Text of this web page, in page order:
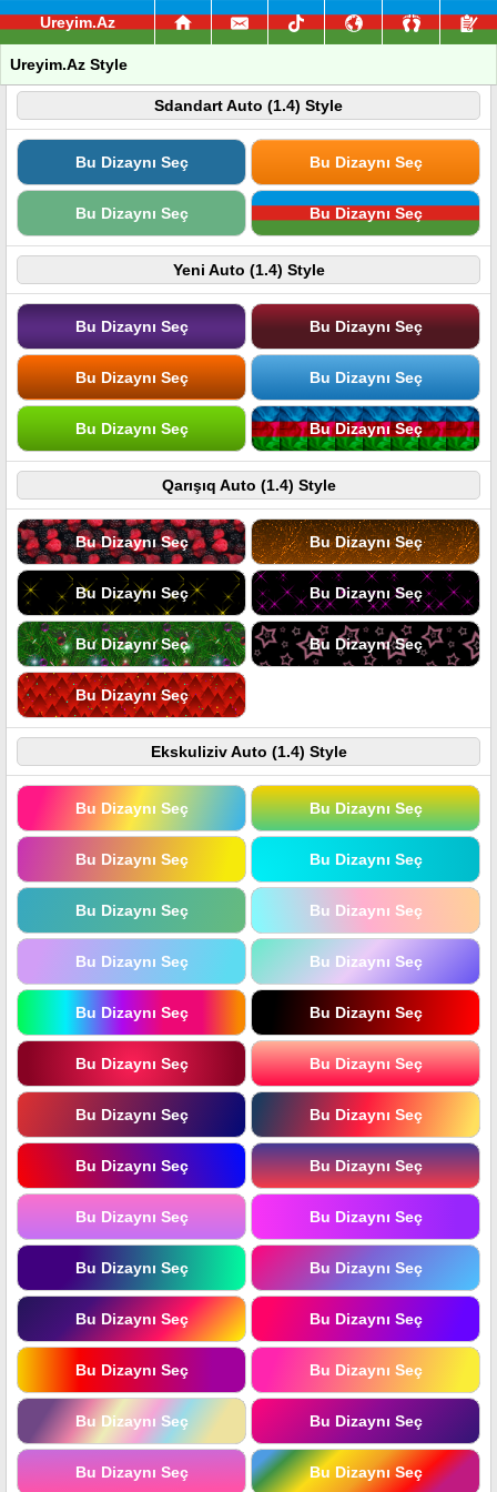
Ureyim.Az
Ureyim.Az Style
Sdandart Auto (1.4) Style
Bu Dizaynı Seç Bu Dizaynı Seç
Bu Dizaynı Seç Bu Dizaynı Seç
Yeni Auto (1.4) Style
Bu Dizaynı Seç Bu Dizaynı Seç
Bu Dizaynı Seç Bu Dizaynı Seç
Bu Dizaynı Seç Bu Dizaynı Seç
Qarışıq Auto (1.4) Style
Bu Dizaynı Seç Bu Dizaynı Seç
Bu Dizaynı Seç Bu Dizaynı Seç
Bu Dizaynı Seç Bu Dizaynı Seç
Bu Dizaynı Seç
Ekskuliziv Auto (1.4) Style
Bu Dizaynı Seç Bu Dizaynı Seç
Bu Dizaynı Seç Bu Dizaynı Seç
Bu Dizaynı Seç Bu Dizaynı Seç
Bu Dizaynı Seç Bu Dizaynı Seç
Bu Dizaynı Seç Bu Dizaynı Seç
Bu Dizaynı Seç Bu Dizaynı Seç
Bu Dizaynı Seç Bu Dizaynı Seç
Bu Dizaynı Seç Bu Dizaynı Seç
Bu Dizaynı Seç Bu Dizaynı Seç
Bu Dizaynı Seç Bu Dizaynı Seç
Bu Dizaynı Seç Bu Dizaynı Seç
Bu Dizaynı Seç Bu Dizaynı Seç
Bu Dizaynı Seç Bu Dizaynı Seç
Bu Dizaynı Seç Bu Dizaynı Seç